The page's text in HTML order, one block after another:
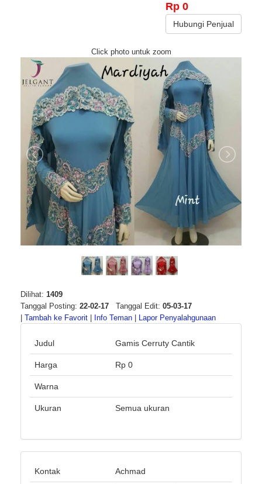
Rp 0
Hubungi Penjual
Click photo untuk zoom
Dilihat: 1409
Tanggal Posting: 22-02-17 Tanggal Edit: 05-03-17
Tambah ke Favorit Info Teman Lapor Penyalahgunaan
Judul Gamis Cerruty Cantik
Harga Rp 0
Warna
Ukuran Semua ukuran
Kontak Achmad